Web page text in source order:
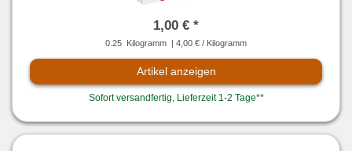
1,00 € *
0.25 Kilogramm | 4,00 € / Kilogramm
Artikel anzeigen
Sofort versandfertig, Lieferzeit 1-2 Tage**